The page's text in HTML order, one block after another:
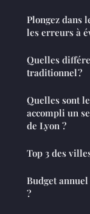
Plongez dans
les erreurs à
Quelles
traditionnel ?
Quelles sont
accompli un
de Lyon ?
Top 3 des
Budget
?